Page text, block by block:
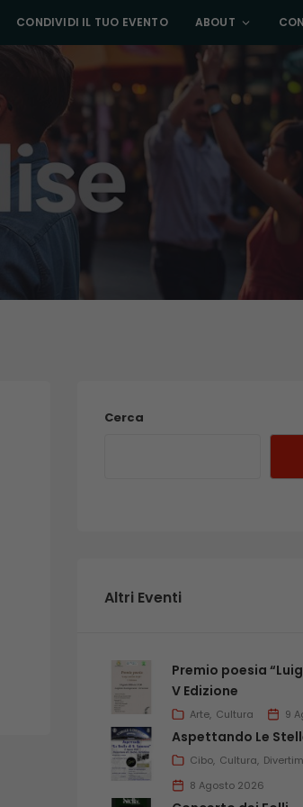
CONDIVIDI IL TUO EVENTO ABOUT
Cerca
Altri Eventi
Premio poesia
V Edizione
Arte Cultura 9
Aspettando Le
Cibo Cultura
8 Agosto 2026